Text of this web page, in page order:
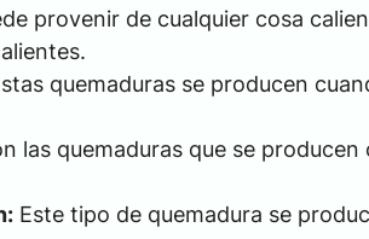
provenir de cualquier cosa
quemaduras se producen
las quemaduras que se
Este tipo de quemadura se